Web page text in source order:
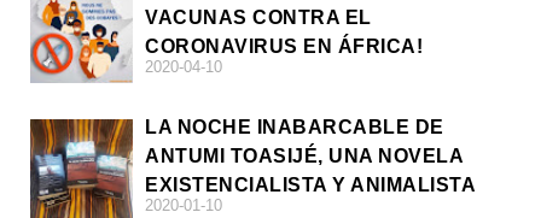
VACUNAS CONTRA EL
CORONAVIRUS EN ÁFRICA!
2020-04-10
LA NOCHE INABARCABLE DE
ANTUMI TOASIJÉ, UNA NOVELA
EXISTENCIALISTA Y ANIMALISTA
2020-01-10